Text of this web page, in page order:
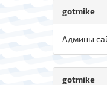
gotmike
Админы
gotmike